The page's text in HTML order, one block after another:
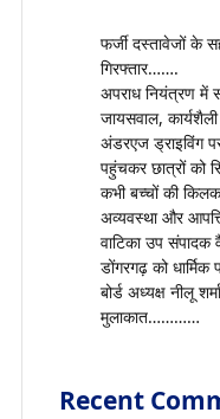
फर्जी दस्तावेजों के
गिरफ्तार…….
अपराध नियंत्रण में
जायसवाल,
अंडरएज ड्राइविंग
पहुंचकर छात्रों को
कभी बच्चों की
अव्यवस्था और
वाटिका उप संपादक
डोंगरगढ़ को
बोर्ड अध्यक्ष नीलू
मुलाकात…………
Recent